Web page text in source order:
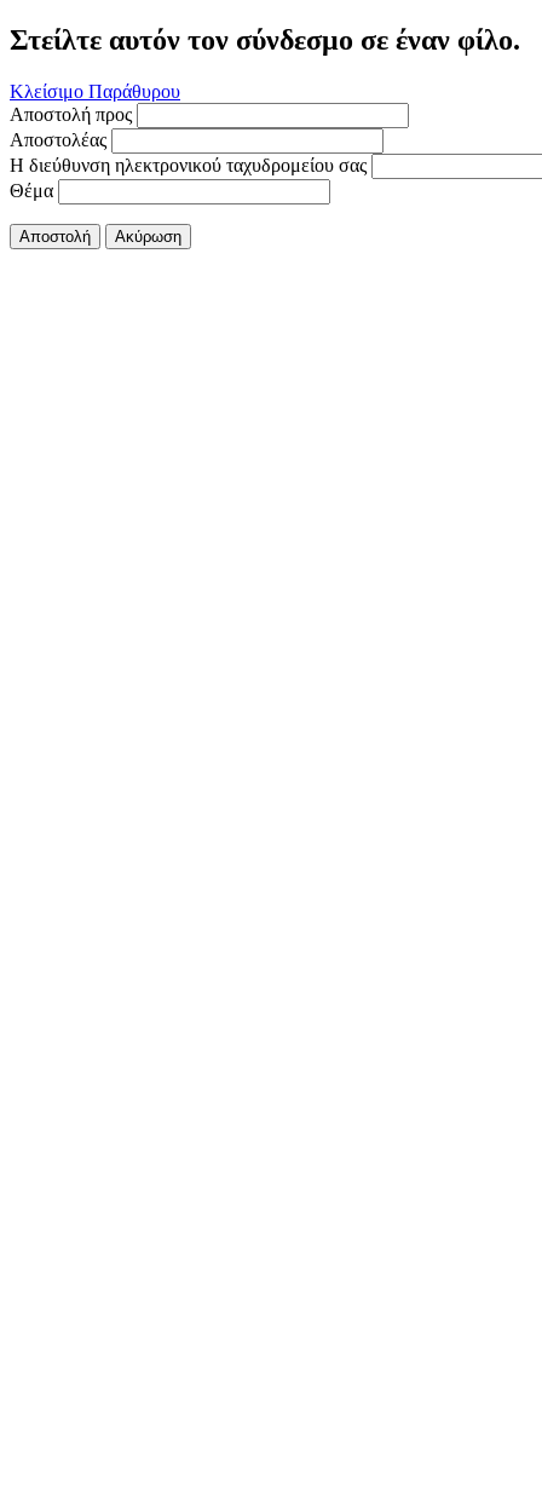
Στείλτε αυτόν τον σύνδεσμο σε έναν φίλο.
Κλείσιμο Παράθυρου
Αποστολή προς
Αποστολέας
Η διεύθυνση ηλεκτρονικού ταχυδρομείου σας
Θέμα
Αποστολή Ακύρωση